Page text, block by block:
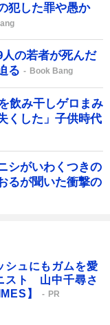
犯した罪や愚か
の若者が死んだ
る
Book Bang
飲み干しゲロまみ
くした」子供時代
シがいわくつきの
るが聞いた衝撃の
シュにもガムを愛
スト 山中千尋さ
】
PR